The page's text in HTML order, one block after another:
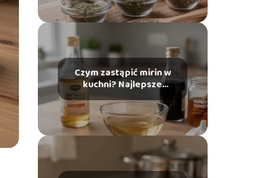
Czym zastąpić mirin w
kuchni? Najlepsze
zamienniki